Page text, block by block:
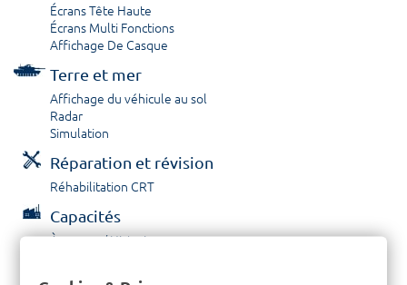
Écrans Tête Haute
Écrans Multi Fonctions
Affichage De Casque
Terre et mer
Affichage du véhicule au sol
Radar
Simulation
Réparation et révision
Réhabilitation CRT
Capacités
À propos / Historique